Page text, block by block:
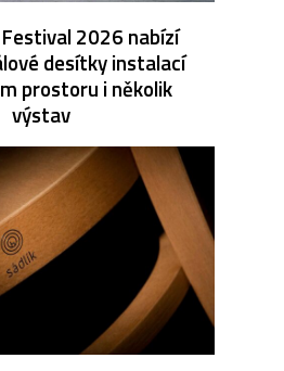
2026 nabízí
desítky instalací
prostoru i několik
výstav